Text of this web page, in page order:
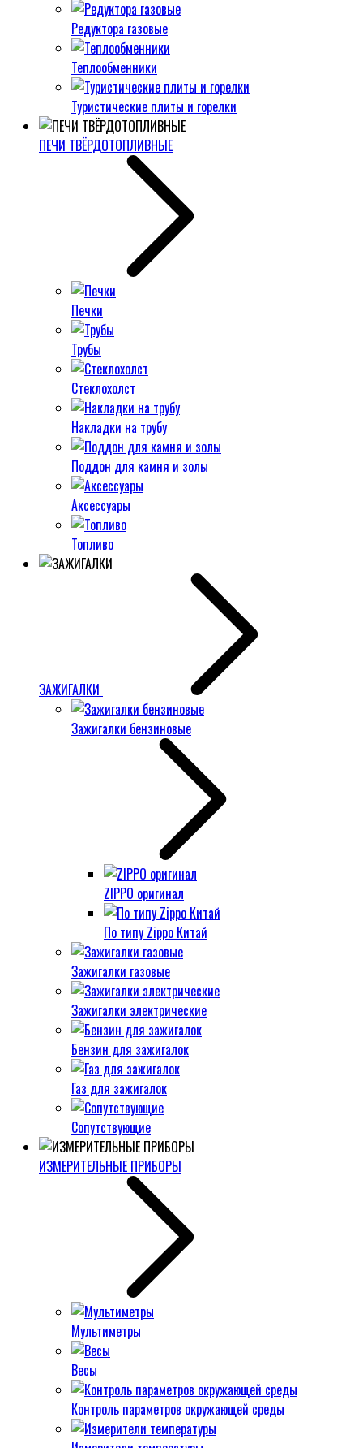
Редуктора газовые
Теплообменники
Туристические плиты и горелки
ПЕЧИ ТВЁРДОТОПЛИВНЫЕ
Печки
Трубы
Стеклохолст
Накладки на трубу
Поддон для камня и золы
Аксессуары
Топливо
ЗАЖИГАЛКИ
Зажигалки бензиновые
ZIPPO оригинал
По типу Zippo Китай
Зажигалки газовые
Зажигалки электрические
Бензин для зажигалок
Газ для зажигалок
Сопутствующие
ИЗМЕРИТЕЛЬНЫЕ ПРИБОРЫ
Мультиметры
Весы
Контроль параметров окружающей среды